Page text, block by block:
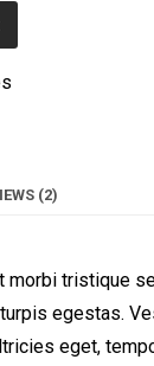
(2)
morbi tristique
egestas.
eget,